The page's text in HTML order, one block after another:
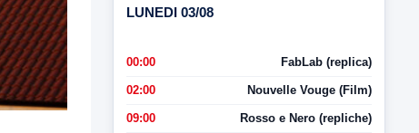
LUNEDI 03/08
00:00 FabLab (replica)
02:00 Nouvelle Vouge (Film)
09:00 Rosso e Nero (repliche)